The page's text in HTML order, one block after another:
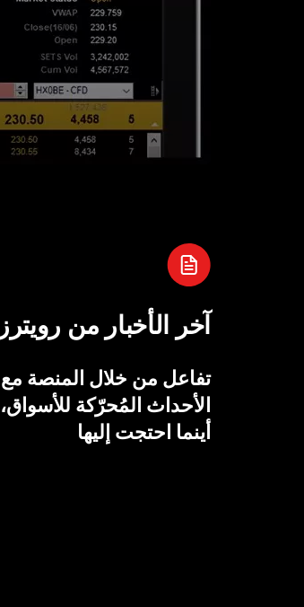
آخر الأخبار من رويترز
تفاعل من خلال المنصة مع
الأحداث المُحرّكة للأسواق،
أينما احتجت إليها